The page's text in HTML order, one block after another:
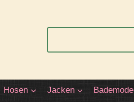
Hosen Jacken Bademode